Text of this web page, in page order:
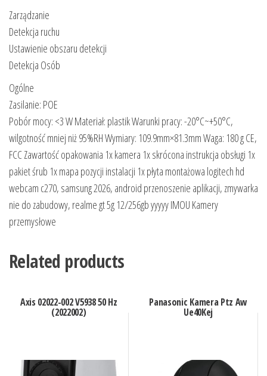
Zarządzanie
Detekcja ruchu
Ustawienie obszaru detekcji
Detekcja Osób
Ogólne
Zasilanie: POE
Pobór mocy: <3 W Materiał: plastik Warunki pracy: -20°C~+50°C,
wilgotność mniej niż 95%RH Wymiary: 109.9mm×81.3mm Waga: 180 g CE,
FCC Zawartość opakowania 1x kamera 1x skrócona instrukcja obsługi 1x
pakiet śrub 1x mapa pozycji instalacji 1x płyta montażowa logitech hd
webcam c270, samsung 2026, android przenoszenie aplikacji, zmywarka
nie do zabudowy, realme gt 5g 12/256gb yyyyy IMOU Kamery
przemysłowe
Related products
Axis 02022-002 V5938 50 Hz
(2022002)
Panasonic Kamera Ptz Aw
Ue40Kej